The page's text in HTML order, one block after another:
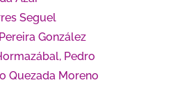
Seguel
González
Pedro
Quezada Moreno